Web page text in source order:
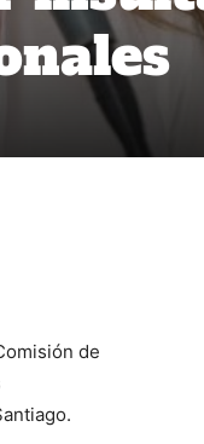
de